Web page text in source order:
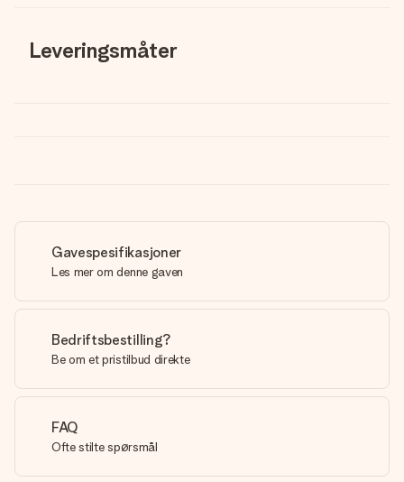
Leveringsmåter
Gavespesifikasjoner
Les mer om denne gaven
Bedriftsbestilling?
Be om et pristilbud direkte
FAQ
Ofte stilte spørsmål